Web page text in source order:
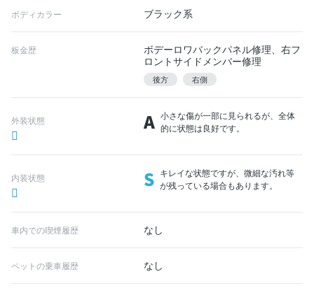
ボディカラー ブラック系
板金歴
ボデーロワバックパネル修理、右フ
ロントサイドメンバー修理
後方 右側
外装状態 A 小さな傷が一部に見られるが、全体
的に状態は良好です。
内装状態 S キレイな状態ですが、微細な汚れ等
が残っている場合もあります。
車内での喫煙履歴 なし
ペットの乗車履歴 なし